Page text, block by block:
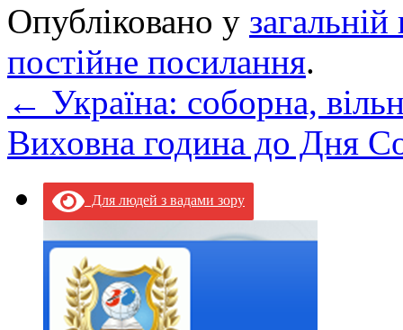
Опубліковано у загальній
постійне посилання.
← Україна: соборна,
Виховна година до Дня
Для людей з вадами зору